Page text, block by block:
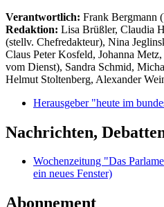
Verantwortlich: Frank Bergmann
Redaktion: Lisa Brüßler, Claudia
(stellv. Chefredakteur), Nina
Claus Peter Kosfeld, Johanna
vom Dienst), Sandra Schmid,
Helmut Stoltenberg, Alexander
Herausgeber "heute im
Nachrichten,
Wochenzeitung "Das
ein neues Fenster)
Abonnement